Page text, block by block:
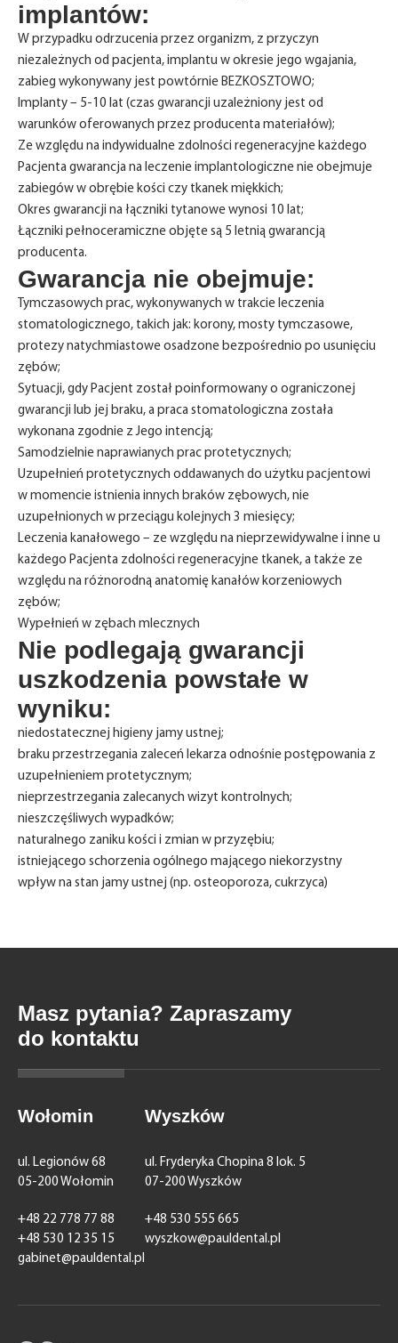
implantów:
W przypadku odrzucenia przez organizm, z przyczyn
niezależnych od pacjenta, implantu w okresie jego wgajania,
zabieg wykonywany jest powtórnie BEZKOSZTOWO;
Implanty – 5-10 lat (czas gwarancji uzależniony jest od
warunków oferowanych przez producenta materiałów);
Ze względu na indywidualne zdolności regeneracyjne każdego
Pacjenta gwarancja na leczenie implantologiczne nie obejmuje
zabiegów w obrębie kości czy tkanek miękkich;
Okres gwarancji na łączniki tytanowe wynosi 10 lat;
Łączniki pełnoceramiczne objęte są 5 letnią gwarancją
producenta.
Gwarancja nie obejmuje:
Tymczasowych prac, wykonywanych w trakcie leczenia
stomatologicznego, takich jak: korony, mosty tymczasowe,
protezy natychmiastowe osadzone bezpośrednio po usunięciu
zębów;
Sytuacji, gdy Pacjent został poinformowany o ograniczonej
gwarancji lub jej braku, a praca stomatologiczna została
wykonana zgodnie z Jego intencją;
Samodzielnie naprawianych prac protetycznych;
Uzupełnień protetycznych oddawanych do użytku pacjentowi
w momencie istnienia innych braków zębowych, nie
uzupełnionych w przeciągu kolejnych 3 miesięcy;
Leczenia kanałowego – ze względu na nieprzewidywalne i inne u
każdego Pacjenta zdolności regeneracyjne tkanek, a także ze
względu na różnorodną anatomię kanałów korzeniowych
zębów;
Wypełnień w zębach mlecznych
Nie podlegają gwarancji
uszkodzenia powstałe w
wyniku:
niedostatecznej higieny jamy ustnej;
braku przestrzegania zaleceń lekarza odnośnie postępowania z
uzupełnieniem protetycznym;
nieprzestrzegania zalecanych wizyt kontrolnych;
nieszczęśliwych wypadków;
naturalnego zaniku kości i zmian w przyzębiu;
istniejącego schorzenia ogólnego mającego niekorzystny
wpływ na stan jamy ustnej (np. osteoporoza, cukrzyca)
Masz pytania? Zapraszamy
do kontaktu
Wołomin
ul. Legionów 68
05-200 Wołomin
+48 22 778 77 88
+48 530 12 35 15
gabinet@pauldental.pl
Wyszków
ul. Fryderyka Chopina 8 lok. 5
07-200 Wyszków
+48 530 555 665
wyszkow@pauldental.pl